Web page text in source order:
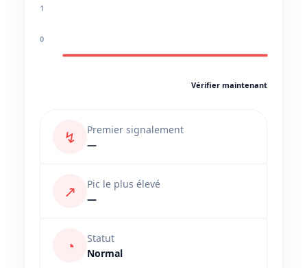
1
0
Vérifier maintenant
↯
Premier signalement
—
↗
Pic le plus élevé
—
◔
Statut
Normal